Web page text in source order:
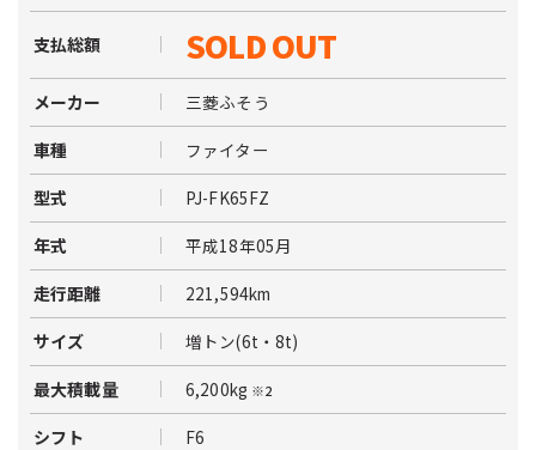
支払総額 SOLD OUT
メーカー 三菱ふそう
車種 ファイター
型式 PJ-FK65FZ
年式 平成18年05月
走行距離 221,594km
サイズ 増トン(6t・8t)
最大積載量 6,200kg ※2
シフト F6